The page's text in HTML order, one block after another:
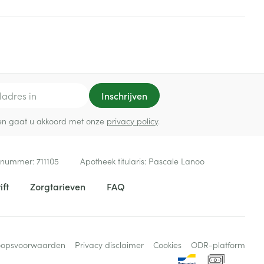
Inschrijven
gaat u akkoord met onze privacy policy.
711105 Apotheek titularis: Pascale Lanoo
Zorgtarieven FAQ
Privacy disclaimer Cookies ODR-platform